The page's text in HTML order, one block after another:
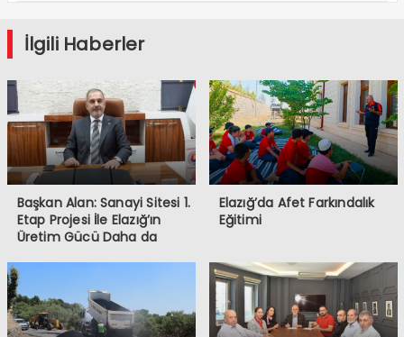
İlgili Haberler
Başkan Alan: Sanayi Sitesi 1.
Etap Projesi İle Elazığ’ın
Üretim Gücü Daha da
Elazığ’da Afet Farkındalık
Eğitimi